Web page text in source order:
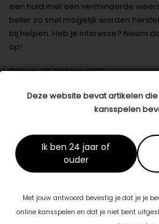
Deze website bevat artikelen
kansspelen
Ik ben 24 jaar of
ouder
Met jouw antwoord bevestig je dat je je
online kansspelen en dat je niet bent
een huid met een verminderde
beter zo snel mogelijk worden
bij helpen. Heb je interesse? Neem
op!
Datum: 06 oktober 2023
Deel dit artikel
Dit artikel is tot stand gekomen in
Beauty & Skincare Spijkenisse
Specialisten in jouw buurt